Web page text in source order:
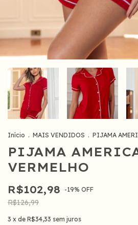
Início . MAIS VENDIDOS . PIJAMA
PIJAMA
VERMELHO
R$102,98 -19% OFF
R$126,99
3 x de R$34,33 sem juros